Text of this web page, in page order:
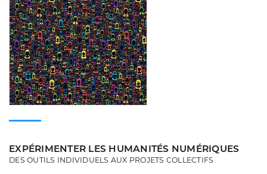
EXPÉRIMENTER LES HUMANITÉS NUMÉRIQUES
DES OUTILS INDIVIDUELS AUX PROJETS COLLECTIFS